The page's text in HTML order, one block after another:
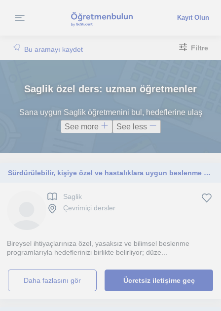
Kayıt Olun
Bu aramayı kaydet Filtre
Saglik özel ders: uzman öğretmenler
Sana uygun Saglik öğretmenini bul, hedeflerine ulaş
See more
See less
Sürdürülebilir, kişiye özel ve hastalıklara uygun beslenme danışmanlığı.
Saglik
Çevrimiçi dersler
Bireysel ihtiyaçlarınıza özel, yasaksız ve bilimsel beslenme
programlarıyla hedeflerinizi birlikte belirliyor; düze...
daha fazlasını gör Ücretsiz iletişime geç